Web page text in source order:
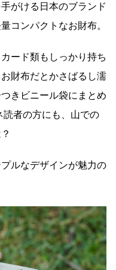
がける日本のブランド
コンパクトなお財布。
ード類もしっかり持ち
財布だとかさばるし濡
きビニール袋にまとめ
者の方にも、山での
ルなデザインが魅力の